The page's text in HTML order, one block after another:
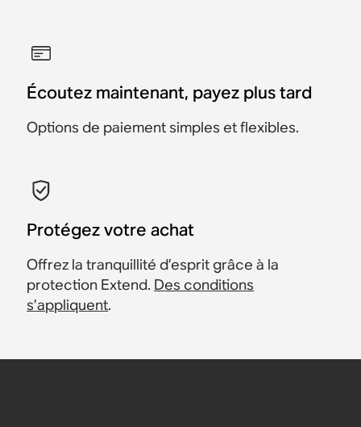
Écoutez maintenant, payez plus tard
Options de paiement simples et flexibles.
Protégez votre achat
Offrez la tranquillité d’esprit grâce à la
protection Extend. Des conditions
s’appliquent.